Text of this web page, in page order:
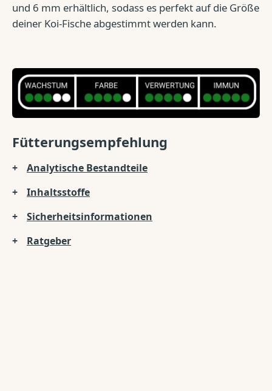
und 6 mm erhältlich, sodass es perfekt auf die Größe
deiner Koi-Fische abgestimmt werden kann.
Fütterungsempfehlung
Analytische Bestandteile
Inhaltsstoffe
Sicherheitsinformationen
Ratgeber